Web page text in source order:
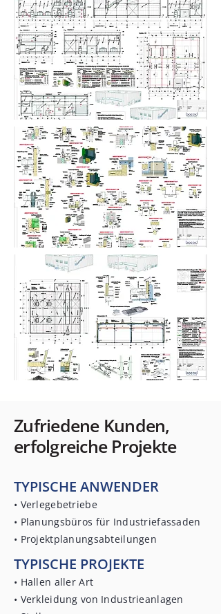
Zufriedene Kunden,
erfolgreiche Projekte
TYPISCHE ANWENDER
• Verlegebetriebe
• Planungsbüros für Industriefassaden
• Projektplanungsabteilungen
TYPISCHE PROJEKTE
• Hallen aller Art
• Verkleidung von Industrieanlagen